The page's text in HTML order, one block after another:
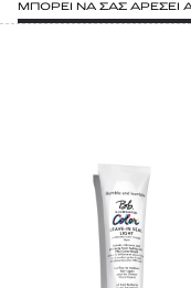
ΜΠΟΡΕΙ ΝΑ ΣΑΣ ΑΡΕΣΕΙ